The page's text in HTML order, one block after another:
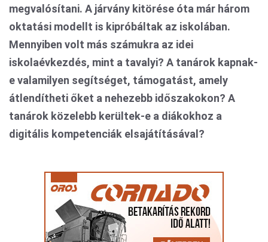
megvalósítani. A járvány kitörése óta már három
oktatási modellt is kipróbáltak az iskolában.
Mennyiben volt más számukra az idei
iskolaévkezdés, mint a tavalyi? A tanárok kapnak-
e valamilyen segítséget, támogatást, amely
átlendítheti őket a nehezebb időszakokon? A
tanárok közelebb kerültek-e a diákokhoz a
digitális kompetenciák elsajátításával?